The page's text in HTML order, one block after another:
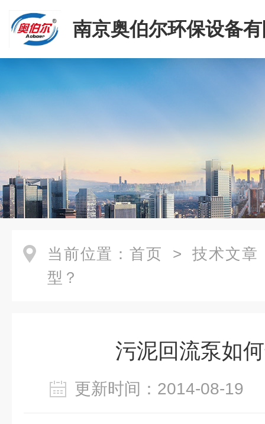
南京奥伯尔环保设备
当前位置： 首页 > 技术文章
型？
污泥回流泵如
更新时间：2014-08-